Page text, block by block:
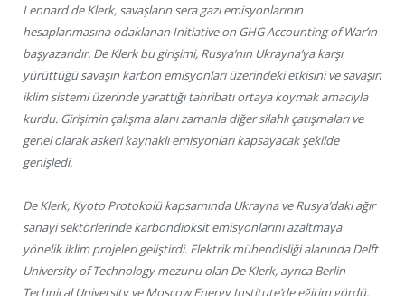
Lennard de Klerk, savaşların sera gazı emisyonlarının
hesaplanmasına odaklanan Initiative on GHG Accounting of War’ın
başyazarıdır. De Klerk bu girişimi, Rusya’nın Ukrayna’ya karşı
yürüttüğü savaşın karbon emisyonları üzerindeki etkisini ve savaşın
iklim sistemi üzerinde yarattığı tahribatı ortaya koymak amacıyla
kurdu. Girişimin çalışma alanı zamanla diğer silahlı çatışmaları ve
genel olarak askeri kaynaklı emisyonları kapsayacak şekilde
genişledi.
De Klerk, Kyoto Protokolü kapsamında Ukrayna ve Rusya’daki ağır
sanayi sektörlerinde karbondioksit emisyonlarını azaltmaya
yönelik iklim projeleri geliştirdi. Elektrik mühendisliği alanında Delft
University of Technology mezunu olan De Klerk, ayrıca Berlin
Technical University ve Moscow Energy Institute’de eğitim gördü.